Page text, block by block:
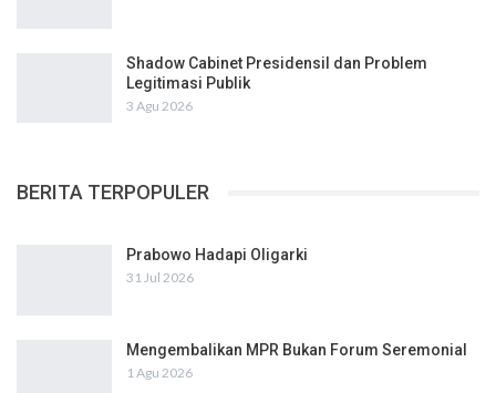
Shadow Cabinet Presidensil dan Problem
Legitimasi Publik
3 Agu 2026
BERITA TERPOPULER
Prabowo Hadapi Oligarki
31 Jul 2026
Mengembalikan MPR Bukan Forum Seremonial
1 Agu 2026